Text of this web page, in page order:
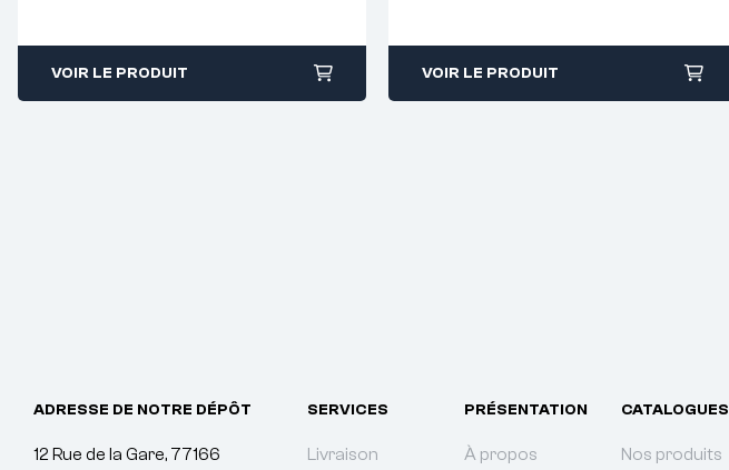
VOIR LE PRODUIT VOIR LE PRODUIT
ADRESSE DE NOTRE DÉPÔT
12 Rue de la Gare, 77166
SERVICES
Livraison
PRÉSENTATION
À propos
CATALOGUES
Nos produits